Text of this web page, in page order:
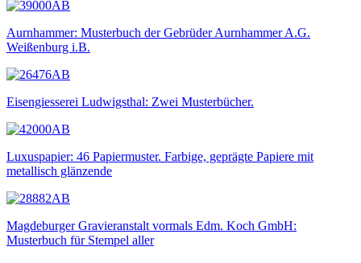
Aurnhammer: Musterbuch der Gebrüder Aurnhammer A.G.
Weißenburg i.B.
Eisengiesserei Ludwigsthal: Zwei Musterbücher.
Luxuspapier: 46 Papiermuster. Farbige, geprägte Papiere mit
metallisch glänzende
Magdeburger Gravieranstalt vormals Edm. Koch GmbH:
Musterbuch für Stempel aller